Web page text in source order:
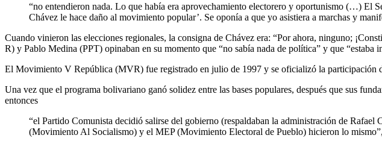
“no entendieron nada. Lo que había era aprovechamiento electorero y oportunismo (…) El
Chávez le hace daño al movimiento popular’. Se oponía a que yo asistiera a marchas y
Cuando vinieron las elecciones regionales, la consigna de Chávez era: “Por ahora, ninguno;
R) y Pablo Medina (PPT) opinaban en su momento que “no sabía nada de política” y que “estaba
El Movimiento V República (MVR) fue registrado en julio de 1997 y se oficializó la participación
Una vez que el programa bolivariano ganó solidez entre las bases populares, después que sus
entonces
“el Partido Comunista decidió salirse del gobierno (respaldaban la administración de
(Movimiento Al Socialismo) y el MEP (Movimiento Electoral de Pueblo) hicieron lo